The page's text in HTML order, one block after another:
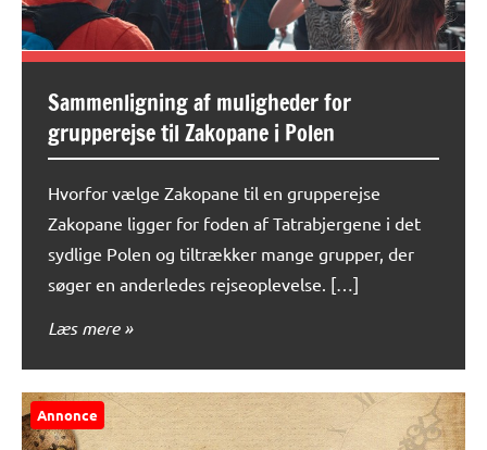
Sammenligning af muligheder for
grupperejse til Zakopane i Polen
Hvorfor vælge Zakopane til en grupperejse
Zakopane ligger for foden af Tatrabjergene i det
sydlige Polen og tiltrækker mange grupper, der
søger en anderledes rejseoplevelse. […]
Læs mere
Annonce